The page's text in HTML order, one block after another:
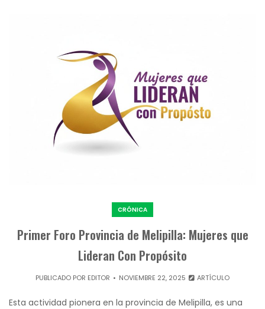
CRÓNICA
Primer Foro Provincia de Melipilla: Mujeres que
Lideran Con Propósito
PUBLICADO POR EDITOR NOVIEMBRE 22, 2025 ARTÍCULO
Esta actividad pionera en la provincia de Melipilla, es una